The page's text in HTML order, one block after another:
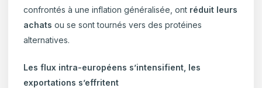
confrontés à une inflation généralisée, ont réduit leurs
achats ou se sont tournés vers des protéines
alternatives.
Les flux intra-européens s’intensifient, les
exportations s’effritent